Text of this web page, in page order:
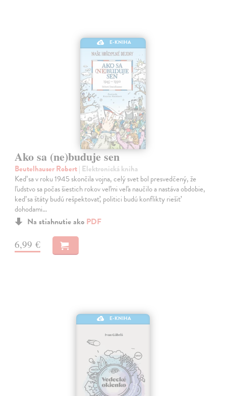
E-KNIHA
Ako sa (ne)buduje sen
Beutelhauser Robert| Elektronická kniha
Keď sa v roku 1945 skončila vojna, celý svet bol presvedčený, že
ľudstvo sa počas šiestich rokov veľmi veľa naučilo a nastáva obdobie,
keď sa štáty budú rešpektovať, politici budú konflikty riešiť
dohodami…
Na stiahnutie ako PDF
6,99 €
E-KNIHA